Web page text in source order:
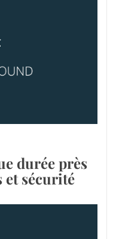
durée près
et sécurité